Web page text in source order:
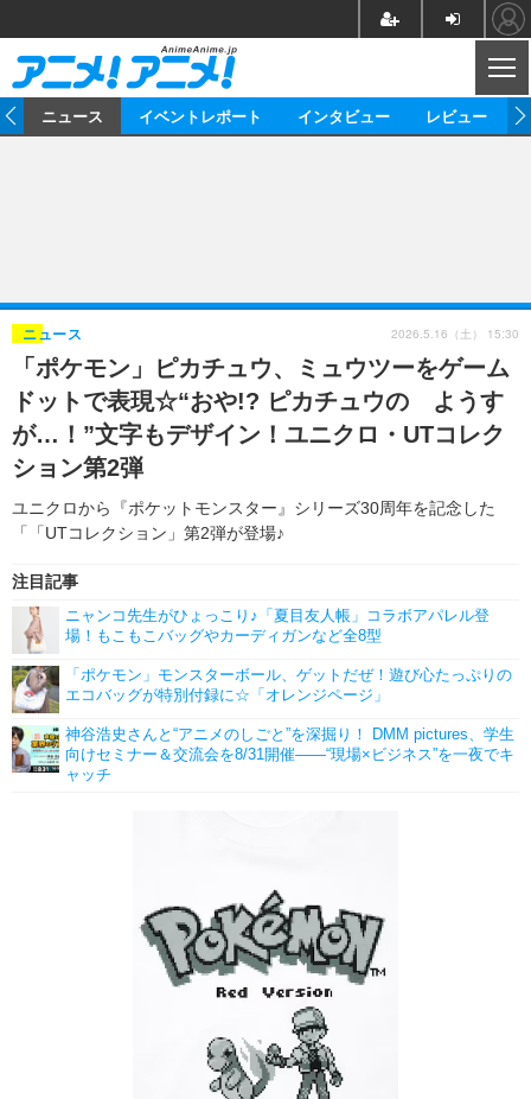
ゲーム グッズ
イベント 海外
海外イベント ビジネス
俳優・タレント アーティスト
ビジネス
アニメ 実写
書評 イベント
ゲーム
動画
アニメ
アニメ！アニメ！TV
連載・コラム
ニュース イベントレポート インタビュー レビュー
「ポケモン」ピカチュウ、ミュウツーをゲーム
ドットで表現☆“おや!? ピカチュウの ようす
が…！”文字もデザイン！ユニクロ・UTコレク
ション第2弾
ユニクロから『ポケットモンスター』シリーズ30周年を記念した
「「UTコレクション」第2弾が登場♪
ニュース
注目記事
ニャンコ先生がひょっこり♪「夏目友人帳」コラボアパレル登
場！もこもこバッグやカーディガンなど全8型
「ポケモン」モンスターボール、ゲットだぜ！遊び心たっぷりの
エコバッグが特別付録に☆「オレンジページ」
神谷浩史さんと“アニメのしごと”を深掘り！ DMM pictures、学生
向けセミナー＆交流会を8/31開催――“現場×ビジネス”を一夜でキ
ャッチ
2026.5.16（土） 15:30